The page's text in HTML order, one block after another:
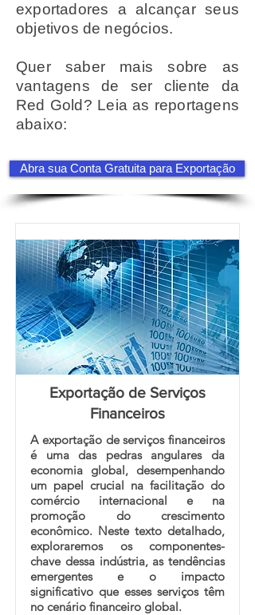
exportadores a alcançar seus
objetivos de negócios.
Quer saber mais sobre as
vantagens de ser cliente da
Red Gold? Leia as reportagens
abaixo:
Abra sua Conta Gratuita para Exportação
Exportação de Serviços
Financeiros
A exportação de serviços financeiros
é uma das pedras angulares da
economia global, desempenhando
um papel crucial na facilitação do
comércio internacional e na
promoção do crescimento
econômico. Neste texto detalhado,
exploraremos os componentes-
chave dessa indústria, as tendências
emergentes e o impacto
significativo que esses serviços têm
no cenário financeiro global.